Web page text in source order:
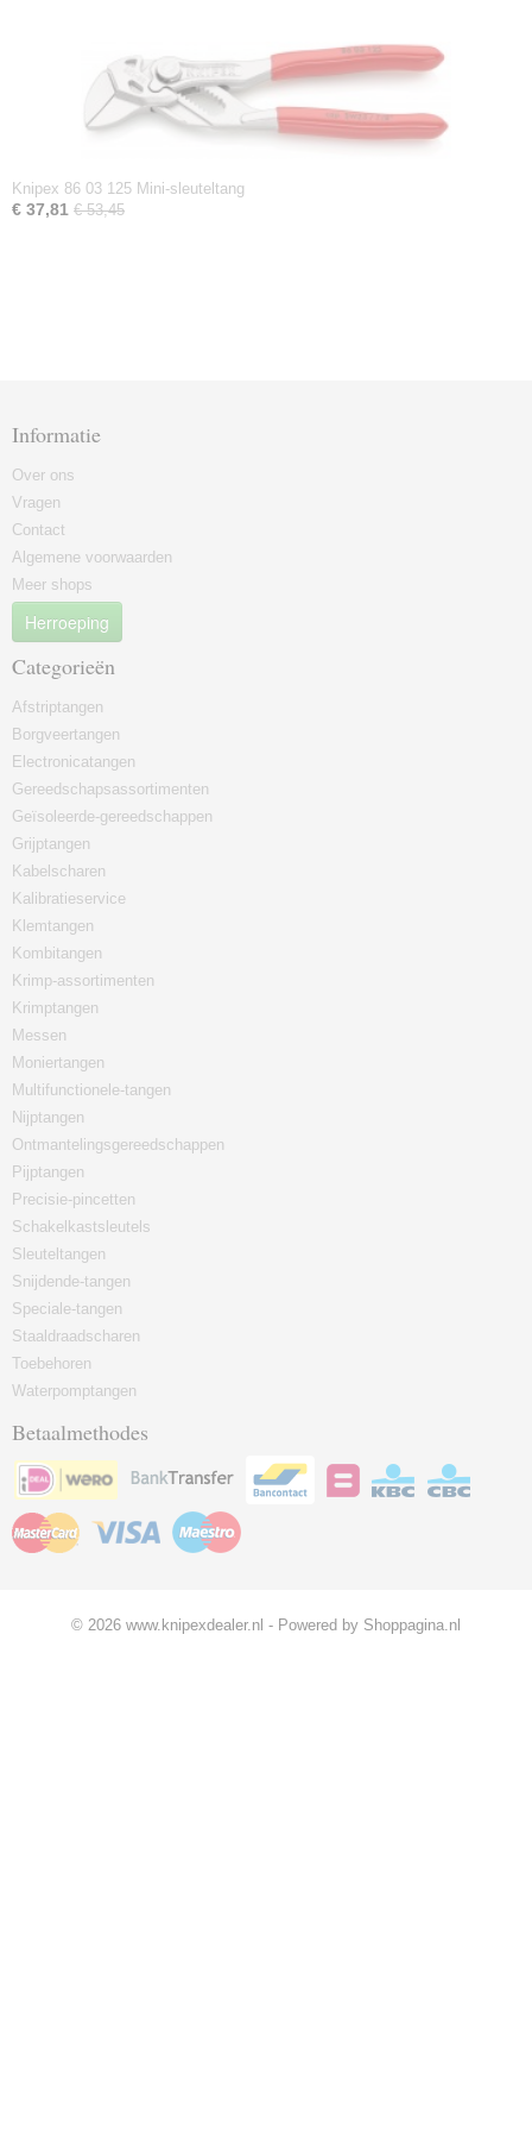
Knipex 86 03 125 Mini-sleuteltang
€ 37,81 € 53,45
Informatie
Over ons
Vragen
Contact
Algemene voorwaarden
Meer shops
Herroeping
Categorieën
Afstriptangen
Borgveertangen
Electronicatangen
Gereedschapsassortimenten
Geïsoleerde-gereedschappen
Grijptangen
Kabelscharen
Kalibratieservice
Klemtangen
Kombitangen
Krimp-assortimenten
Krimptangen
Messen
Moniertangen
Multifunctionele-tangen
Nijptangen
Ontmantelingsgereedschappen
Pijptangen
Precisie-pincetten
Schakelkastsleutels
Sleuteltangen
Snijdende-tangen
Speciale-tangen
Staaldraadscharen
Toebehoren
Waterpomptangen
Betaalmethodes
© 2026 www.knipexdealer.nl - Powered by Shoppagina.nl